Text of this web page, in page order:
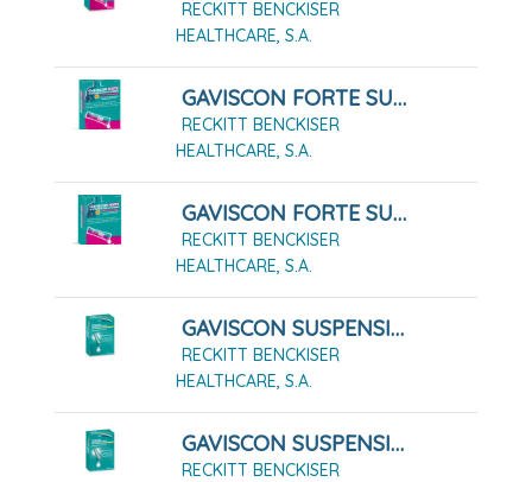
RECKITT BENCKISER
HEALTHCARE, S.A.
GAVISCON FORTE SUSPENSION ORAL EN SOBRES SABOR FRUTOS DEL BOSQUE 12 SOBRES
RECKITT BENCKISER
HEALTHCARE, S.A.
GAVISCON FORTE SUSPENSIÓN ORAL EN SOBRES SABOR FRUTOS DEL BOSQUE 24 SOBRES
RECKITT BENCKISER
HEALTHCARE, S.A.
GAVISCON SUSPENSIÓN ORAL EN SOBRES SABOR MENTA, 12 Sobres
RECKITT BENCKISER
HEALTHCARE, S.A.
GAVISCON SUSPENSIÓN ORAL EN SOBRES SABOR MENTA, 24 Sobres
RECKITT BENCKISER